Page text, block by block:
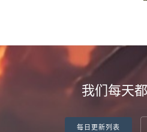
我们每天
每日更新列表